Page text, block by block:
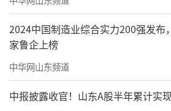
P
徐峥个人与传销公司无股
相比妻子，徐峥的商业
2024中国制造业综合实力200强发布
家鲁企上榜
中华网山东频道
中报披露收官！山东A股半年累计实